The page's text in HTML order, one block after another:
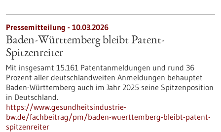
Pressemitteilung - 10.03.2026
Baden-Württemberg bleibt Patent-
Spitzenreiter
Mit insgesamt 15.161 Patentanmeldungen und rund 36
Prozent aller deutschlandweiten Anmeldungen behauptet
Baden-Württemberg auch im Jahr 2025 seine Spitzenposition
in Deutschland.
https://www.gesundheitsindustrie-
bw.de/fachbeitrag/pm/baden-wuerttemberg-bleibt-patent-
spitzenreiter